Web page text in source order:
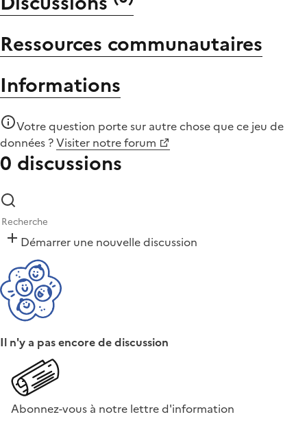
Ressources communautaires
Informations
Votre question porte sur autre chose quece jeu de
données ?Visiter notre forum
0 discussions
Démarrer une nouvelle discussion
Il n'y a pas encore de discussion
Abonnez-vous à notre lettre d'information